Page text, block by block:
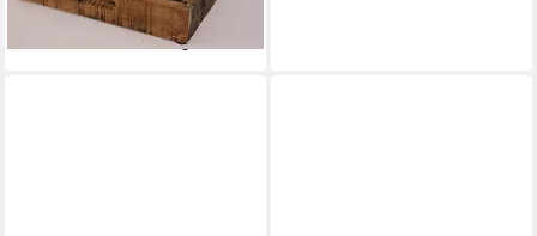
37,99 €
lieferbar - in 4-5 Werktagen bei dir